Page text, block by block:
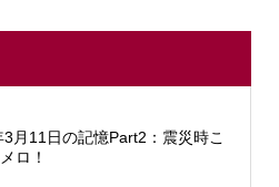
3月11日の記憶Part2：震災時こ
ロ！